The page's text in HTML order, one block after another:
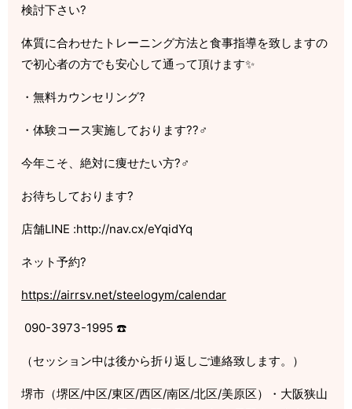
検討下さい?
体質に合わせたトレーニング方法と食事指導を致しますの
で初心者の方でも安心して通って頂けます✨
・無料カウンセリング?
・体験コース実施しております??‍♂️
今年こそ、絶対に痩せたい方?‍♂️
お待ちしております?
店舗LINE :http://nav.cx/eYqidYq
ネット予約?
https://airrsv.net/steelogym/calendar
090-3973-1995☎️
（セッション中は後から折り返しご連絡致します。）
堺市（堺区/中区/東区/西区/南区/北区/美原区）・大阪狭山